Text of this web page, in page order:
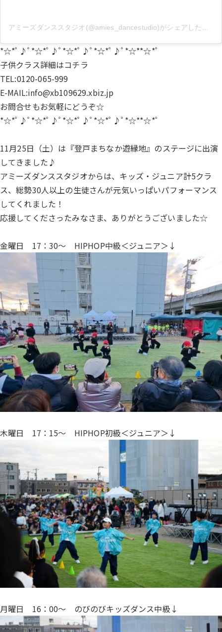
*☆*ﾟ♪ﾟ*☆*ﾟ♪ﾟ*☆*ﾟ♪ﾟ*☆*ﾟ♪ﾟ*☆**☆*ﾟ
子供クラス詳細はコチラ
TEL:0120-065-999
E-MAIL:info@xb109629.xbiz.jp
お問合せもお気軽にどうぞ☆
*☆*ﾟ♪ﾟ*☆*ﾟ♪ﾟ*☆*ﾟ♪ﾟ*☆*ﾟ♪ﾟ*☆**☆*ﾟ
11月25日（土）は『登戸まちなか遊縁地』のステージに出演
してきました♪
アミーズダンススタジオからは、キッズ・ジュニア計5クラ
ス、総勢30人以上の生徒さんが元気いっぱいパフォーマンス
してくれました！
応援してくださったみなさま、ありがとうございました☆
金曜日 17：30〜 HIPHOP中級＜ジュニア＞↓
木曜日 17：15〜 HIPHOP初級＜ジュニア＞↓
月曜日 16：00〜 のびのびキッズダンス中級↓